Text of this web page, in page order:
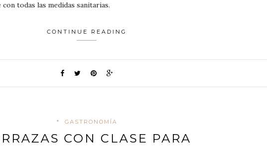
todas las medidas sanitarias.
CONTINUE READING
* GASTRONOMÍA
CON CLASE PARA